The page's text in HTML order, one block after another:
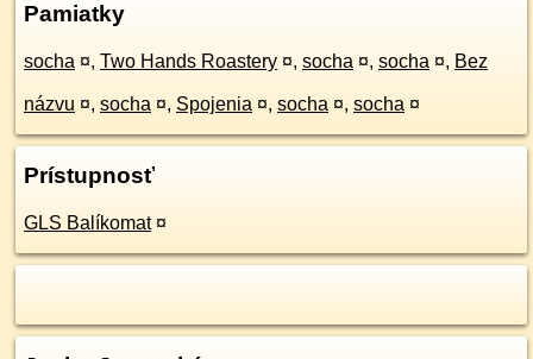
Pamiatky
socha ¤, Two Hands Roastery ¤, socha ¤, socha ¤, Bez
názvu ¤, socha ¤, Spojenia ¤, socha ¤, socha ¤
Prístupnosť
GLS Balíkomat ¤